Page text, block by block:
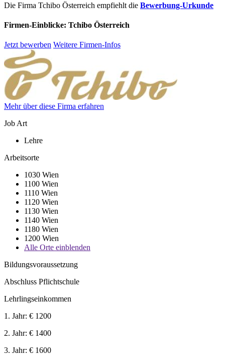
Die Firma Tchibo Österreich empfiehlt die Bewerbung-Urkunde
Firmen-Einblicke: Tchibo Österreich
Jetzt bewerben Weitere Firmen-Infos
Mehr über diese Firma erfahren
Job Art
Lehre
Arbeitsorte
1030 Wien
1100 Wien
1110 Wien
1120 Wien
1130 Wien
1140 Wien
1180 Wien
1200 Wien
Alle Orte einblenden
Bildungsvoraussetzung
Abschluss Pflichtschule
Lehrlingseinkommen
1. Jahr: € 1200
2. Jahr: € 1400
3. Jahr: € 1600